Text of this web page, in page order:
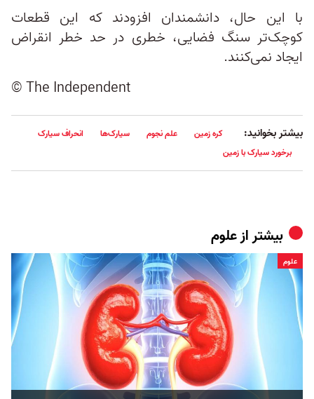
با این حال، دانشمندان افزودند که این قطعات
کوچک‌تر سنگ فضایی، خطری در حد خطر انقراض
ایجاد نمی‌کنند.
© The Independent
بیشتر بخوانید: کره زمین علم نجوم سیارک‌ها
انحراف سیارک
برخورد سیارک با زمین
بیشتر ازعلوم
علوم